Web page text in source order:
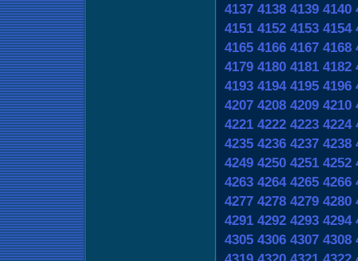
4137 4138 4139 4140
4151 4152 4153 4154
4165 4166 4167 4168
4179 4180 4181 4182
4193 4194 4195 4196
4207 4208 4209 4210
4221 4222 4223 4224
4235 4236 4237 4238
4249 4250 4251 4252
4263 4264 4265 4266
4277 4278 4279 4280
4291 4292 4293 4294
4305 4306 4307 4308